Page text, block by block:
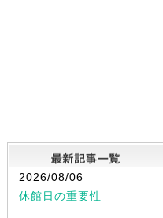
2026/08/06
休館日の重要性